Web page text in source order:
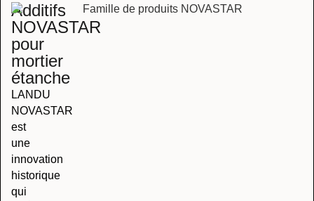
Additifs
NOVASTAR
pour
mortier
étanche
LANDU
NOVASTAR
est
une
innovation
historique
qui